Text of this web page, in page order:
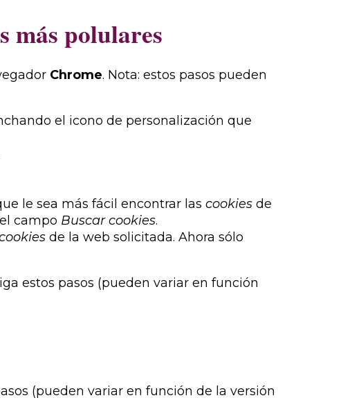
más polulares
Chrome. Nota: estos pasos pueden
el icono de personalización que
le sea más fácil encontrar las cookies de
campo Buscar cookies.
de la web solicitada. Ahora sólo
estos pasos (pueden variar en función
(pueden variar en función de la versión